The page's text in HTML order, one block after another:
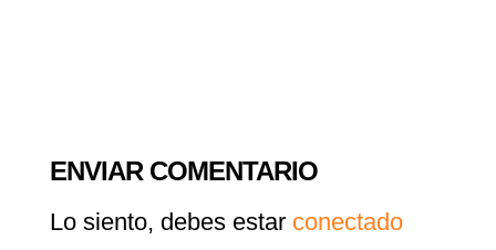
ENVIAR COMENTARIO
Lo siento, debes estar conectado